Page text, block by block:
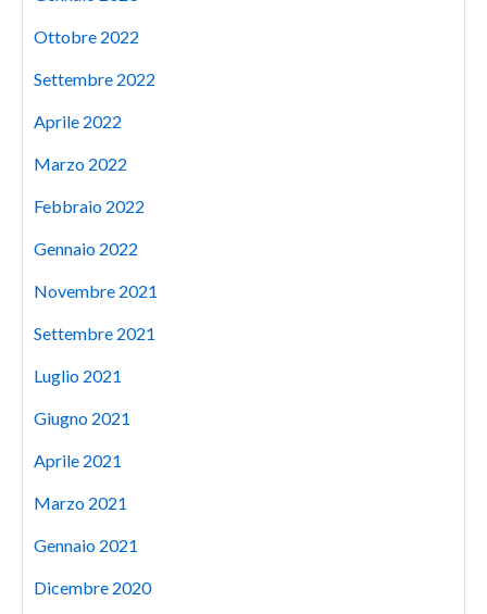
Ottobre 2022
Settembre 2022
Aprile 2022
Marzo 2022
Febbraio 2022
Gennaio 2022
Novembre 2021
Settembre 2021
Luglio 2021
Giugno 2021
Aprile 2021
Marzo 2021
Gennaio 2021
Dicembre 2020